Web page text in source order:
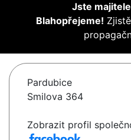
Jste
Blahopřejeme!
Pardubice
Smilova 364
Zobrazit profil